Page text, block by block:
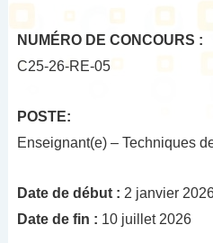
NUMÉRO DE CONCOURS :
C25-26-RE-05
POSTE:
Enseignant(e) – Techniques
Date de début : 2 janvier
Date de fin : 10 juillet 2026